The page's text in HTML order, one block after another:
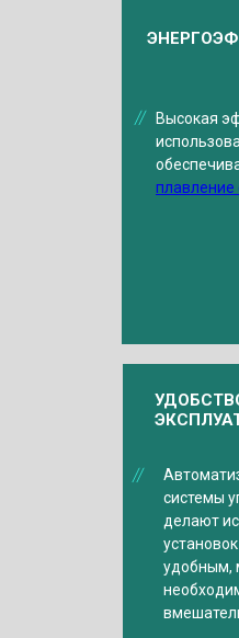
Высокая
плавление
системы
делают
удобным,